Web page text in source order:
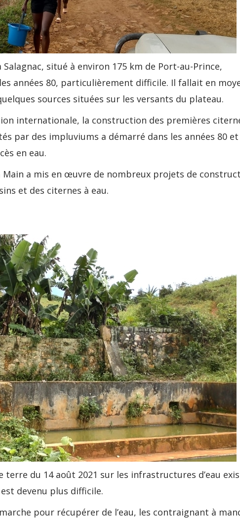
situé à environ 175 km de Port-au-Prince,
années 80, particulièrement difficile. Il fallait en
sources situées sur les versants du plateau.
internationale, la construction des premières
par des impluviums a démarré dans les années 80 et
en eau.
Main a mis en œuvre de nombreux projets de
et des citernes à eau.
du 14 août 2021 sur les infrastructures d’eau
devenu plus difficile.
pour récupérer de l’eau, les contraignant à